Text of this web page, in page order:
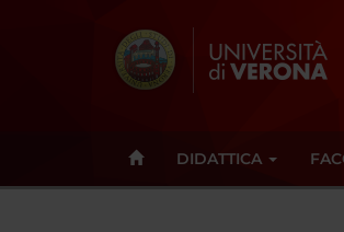
DIDATTICA